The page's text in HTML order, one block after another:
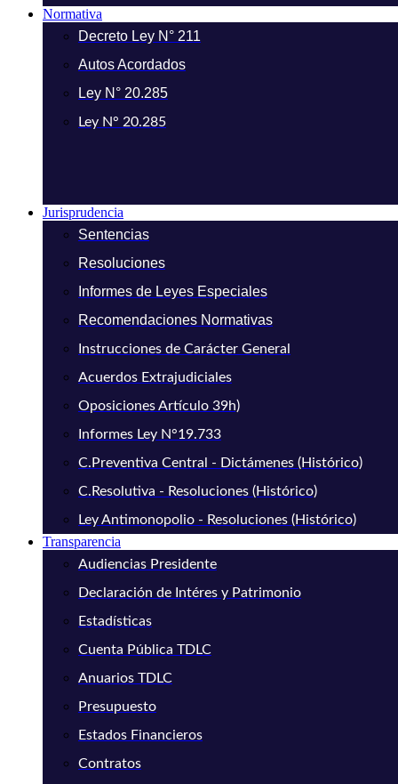
Normativa
Decreto Ley N° 211
Autos Acordados
Ley N° 20.285
Ley N° 20.285
Jurisprudencia
Sentencias
Resoluciones
Informes de Leyes Especiales
Recomendaciones Normativas
Instrucciones de Carácter General
Acuerdos Extrajudiciales
Oposiciones Artículo 39h)
Informes Ley N°19.733
C.Preventiva Central - Dictámenes (Histórico)
C.Resolutiva - Resoluciones (Histórico)
Ley Antimonopolio - Resoluciones (Histórico)
Transparencia
Audiencias Presidente
Declaración de Intéres y Patrimonio
Estadísticas
Cuenta Pública TDLC
Anuarios TDLC
Presupuesto
Estados Financieros
Contratos